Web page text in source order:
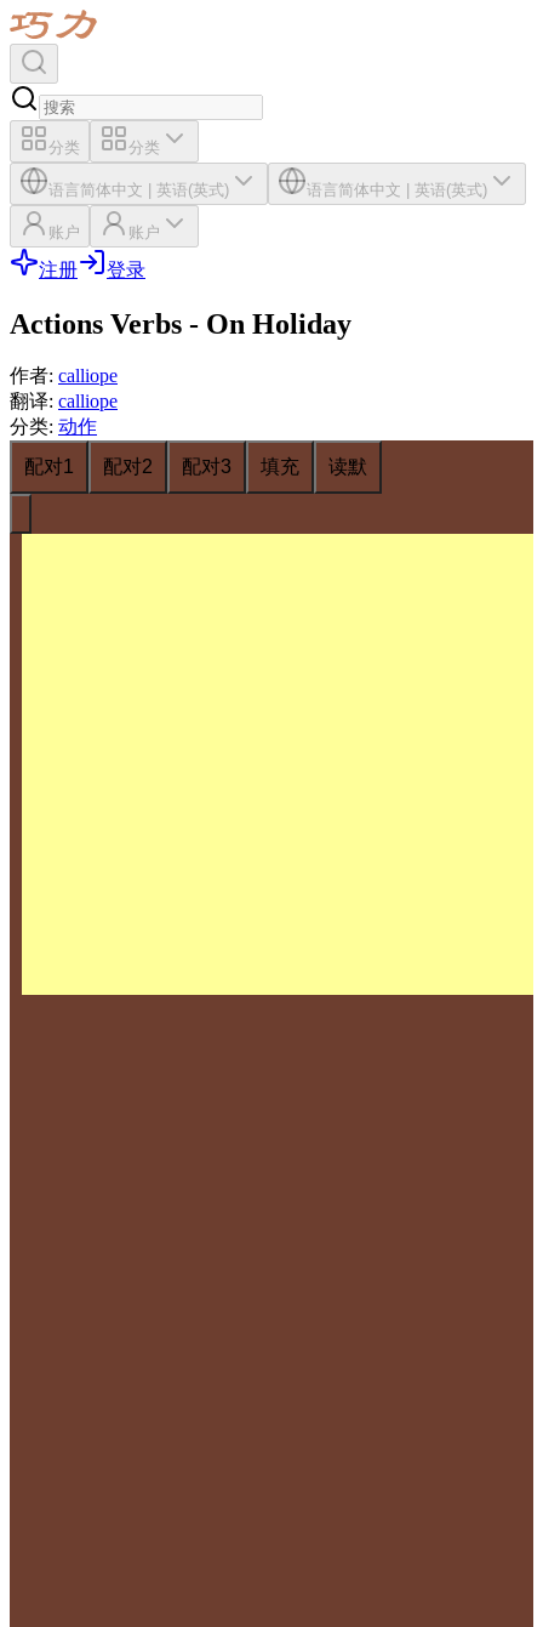
分类 分类
语言简体中文 | 英语(英式) 语言简体中文 | 英语(英式)
账户 账户
注册 登录
Actions Verbs - On Holiday
作者: calliope
翻译: calliope
分类: 动作
配对1
配对2 配对3 填充 读默